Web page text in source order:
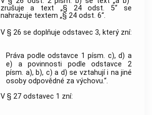
zrušuje a text „§ 24 odst. 5“ se
nahrazuje textem „§ 24 odst. 6“.
V § 26 se doplňuje odstavec 3, který zní:
Práva podle odstavce 1 písm. c), d) a
e) a povinnosti podle odstavce 2
písm. a), b), c) a d) se vztahují i na jiné
osoby odpovědné za výchovu.“.
V § 27 odstavec 1 zní: